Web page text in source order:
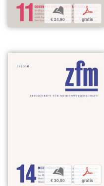
b
€ 24,90
p
gratis
b
€ 30,00
p
gratis